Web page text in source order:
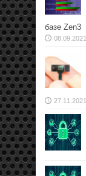
базе Zen3
08.09.2021
27.11.2021